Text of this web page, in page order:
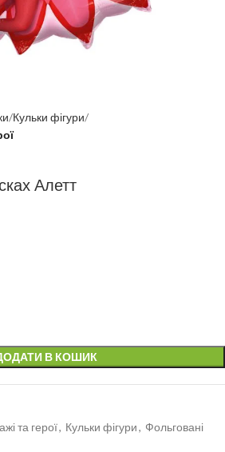
Кульки фігури
Алетт
В КОШИК
та герої, Кульки фігури, Фольговані